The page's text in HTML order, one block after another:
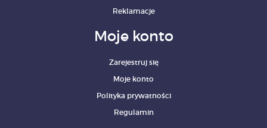
Reklamacje
Moje konto
Zarejestruj się
Moje konto
Polityka prywatności
Regulamin